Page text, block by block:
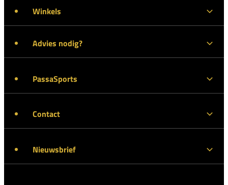
Winkels
Advies nodig?
PassaSports
Contact
Nieuwsbrief